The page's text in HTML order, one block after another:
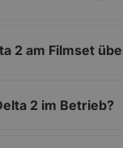
2 am Filmset
2 im Betrieb?